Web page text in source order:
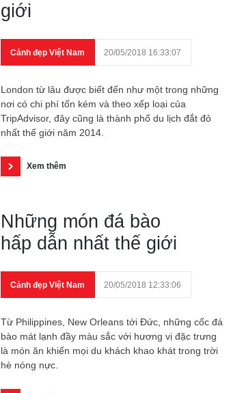
giới
Cảnh đẹp Việt Nam 20/05/2018 16:33:07
London từ lâu được biết đến như một trong những
nơi có chi phí tốn kém và theo xếp loại của
TripAdvisor, đây cũng là thành phố du lịch đắt đỏ
nhất thế giới năm 2014.
Xem thêm
Những món đá bào
hấp dẫn nhất thế giới
Cảnh đẹp Việt Nam 20/05/2018 12:33:06
Từ Philippines, New Orleans tới Đức, những cốc đá
bào mát lạnh đầy màu sắc với hương vị đặc trưng
là món ăn khiến mọi du khách khao khát trong trời
hè nóng nực.